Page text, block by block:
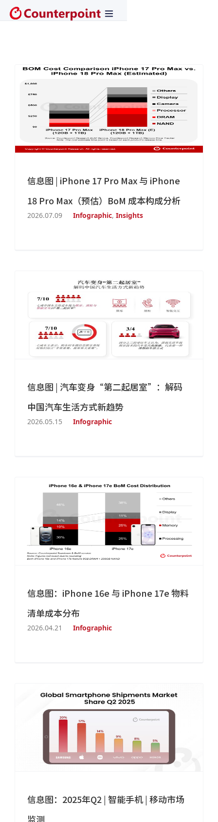
信息图 | iPhone 17 Pro Max 与 iPhone
18 Pro Max（预估）BoM 成本构成分析
2026.07.09 Infographic, Insights
信息图 | 汽车变身“第二起居室”：解码
中国汽车生活方式新趋势
2026.05.15 Infographic
信息图：iPhone 16e 与 iPhone 17e 物料
清单成本分布
2026.04.21 Infographic
信息图：2025年Q2 | 智能手机 | 移动市场
监测